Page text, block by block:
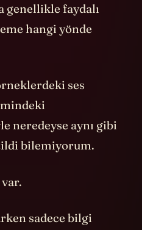
genellikle faydalı
hangi yönde
ses
neredeyse aynı gibi
bilemiyorum.
sadece bilgi